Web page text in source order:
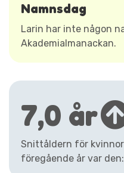
Namnsdag
Larin har inte någon
Akademialmanackan.
7,0 år
Snittåldern för
föregående år var